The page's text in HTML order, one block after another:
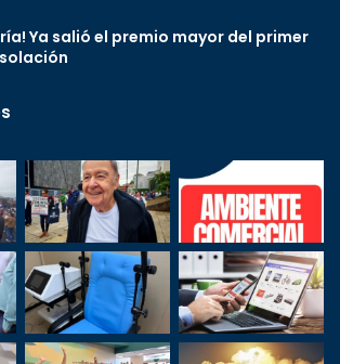
Ya salió el premio mayor del primer